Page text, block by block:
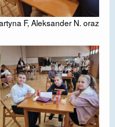
F, Aleksander N. oraz